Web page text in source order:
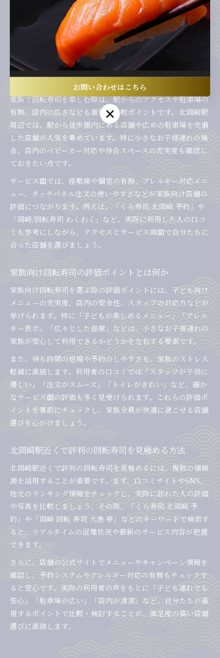
イムを避ける工夫も必要です。口コミ評価とあわせてランキ
ングの内容を確認し、自分たちの重視するポイント（例：駐
車場の広さや座敷席の有無）と照らし合わせて選択しましょ
う。失敗を防ぐためにも、ランキングだけでなく実際の利用
者の声を複数比較することが大切です。
アクセスとサービス面から店舗を比較する
家族で回転寿司を楽しむ際は、駅からのアクセスや駐車場の
有無、店内の広さなども重要な比較ポイントです。北岡崎駅
周辺では、駅から徒歩圏内にある店舗や広めの駐車場を完備
した店舗が人気を集めています。特に小さなお子様連れの場
合、店内のベビーカー対応や待合スペースの充実度も確認し
ておきたい点です。
サービス面では、座敷席や個室の有無、アレルギー対応メニ
ュー、タッチパネル注文の使いやすさなどが家族向け店舗の
評価につながります。例えば、「くら寿司 北岡崎 予約」や
「岡崎/回転寿司 わくわく」など、実際に利用した人の口コ
ミも参考にしながら、アクセスとサービス両面で自分たちに
合った店舗を選びましょう。
家族向け回転寿司の評価ポイントとは何か
家族向け回転寿司を選ぶ際の評価ポイントには、子ども向け
メニューの充実度、店内の安全性、スタッフの対応力などが
挙げられます。特に「子どもが楽しめるメニュー」「アレル
ギー表示」「広々とした座席」などは、小さなお子様連れの
家族が安心して利用できるかどうかを左右する要素です。
また、待ち時間の短縮や予約のしやすさも、家族のストレス
軽減に直結します。利用者の口コミでは「スタッフが子供に
優しい」「注文がスムーズ」「トイレがきれい」など、細か
なサービス面の評価も多く見受けられます。これらの評価ポ
イントを事前にチェックし、家族全員が快適に過ごせる店舗
選びを心がけましょう。
北岡崎駅近くで評判の回転寿司を見極める方法
北岡崎駅近くで評判の回転寿司を見極めるには、複数の情報
源を活用することが重要です。まず、口コミサイトやSNS、
地元のランキング情報をチェックし、実際に訪れた人の評価
や写真を比較しましょう。その際、「くら寿司 北岡崎 予
約」や「岡崎 回転 寿司 大漁 亭」などのキーワードで検索す
ると、リアルタイムの混雑状況や最新のサービス内容が把握
できます。
さらに、店舗の公式サイトでメニューやキャンペーン情報を
確認し、予約システムやアレルギー対応の有無もチェックす
ると安心です。実際の利用者の声をもとに「子ども連れでも
安心」「駐車場が広い」「店内が清潔」など、自分たちが重
視するポイントで比較・検討することが、満足度の高い店舗
選びに直結します。
お問い合わせはこちら
お問い合わせはこちら